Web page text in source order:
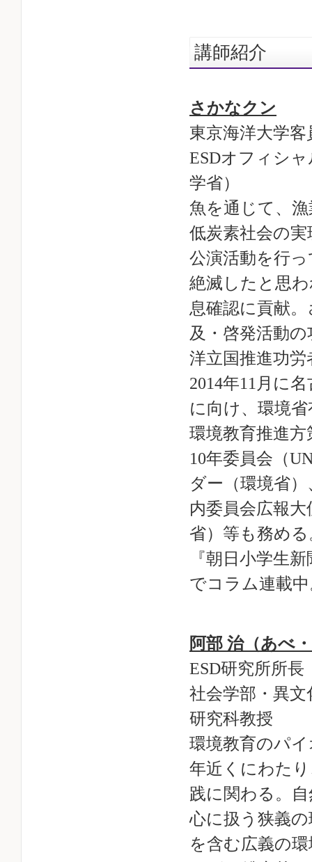
講師紹介
さかなクン
東京海洋大学客
ESDオフィシ
学省）
魚を通じて、
低炭素社会の
公演活動を行
絶滅したと思
息確認に貢献
及・啓発活動
洋立国推進功
2014年11月に
に向け、環境
環境教育推進
10年委員会（
ダー（環境省
内委員会広報
省）等も務める
『朝日小学生
でコラム連載
阿部 治（あべ
ESD研究所所長
社会学部・異
研究科教授
環境教育のパ
年近くにわた
践に関わる。
心に扱う狭義
を含む広義の